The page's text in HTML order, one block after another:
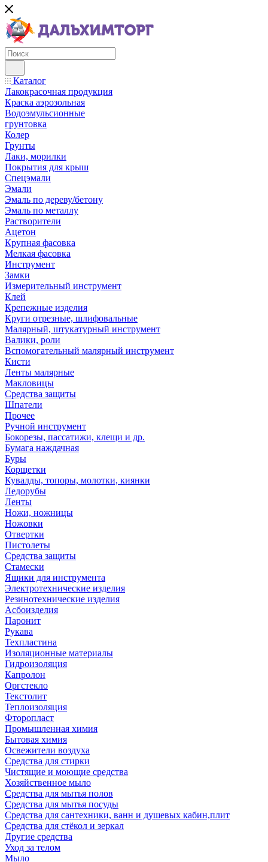
Каталог
Лакокрасочная продукция
Краска аэрозольная
Водоэмульсионные
грунтовка
Колер
Грунты
Лаки, морилки
Покрытия для крыш
Спецэмали
Эмали
Эмаль по дереву/бетону
Эмаль по металлу
Растворители
Ацетон
Крупная фасовка
Мелкая фасовка
Инструмент
Замки
Измерительный инструмент
Клей
Крепежные изделия
Круги отрезные, шлифовальные
Малярный, штукатурный инструмент
Валики, роли
Вспомогательный малярный инструмент
Кисти
Ленты малярные
Макловицы
Средства защиты
Шпатели
Прочее
Ручной инструмент
Бокорезы, пассатижи, клещи и др.
Бумага наждачная
Буры
Корщетки
Кувалды, топоры, молотки, киянки
Ледорубы
Ленты
Ножи, ножницы
Ножовки
Отвертки
Пистолеты
Средства защиты
Стамески
Ящики для инструмента
Электротехнические изделия
Резинотехнические изделия
Асбоизделия
Паронит
Рукава
Техпластина
Изоляционные материалы
Гидроизоляция
Капролон
Оргстекло
Текстолит
Теплоизоляция
Фторопласт
Промышленная химия
Бытовая химия
Освежители воздуха
Средства для стирки
Чистящие и моющие средства
Хозяйственное мыло
Средства для мытья полов
Средства для мытья посуды
Средства для сантехники, ванн и душевых кабин,плит
Средства для стёкол и зеркал
Другие средства
Уход за телом
Мыло